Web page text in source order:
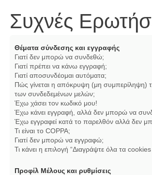
Συχνές
Θέματα σύνδεσης και εγγραφής
Γιατί δεν μπορώ να συνδεθώ;
Γιατί πρέπει να κάνω εγγραφή;
Γιατί αποσυνδέομαι αυτόματα;
Πώς γίνεται η απόκρυψη (μη συμπερίληψη)
των συνδεδεμένων μελών;
Έχω χάσει τον κωδικό μου!
Έχω κάνει εγγραφή, αλλά δεν μπορώ να
Έχω εγγραφεί κατά το παρελθόν αλλά δεν
Τι είναι το COPPA;
Γιατί δεν μπορώ να εγγραφώ;
Τι κάνει η επιλογή “Διαγράψτε όλα τα
Προφίλ Μέλους και ρυθμίσεις